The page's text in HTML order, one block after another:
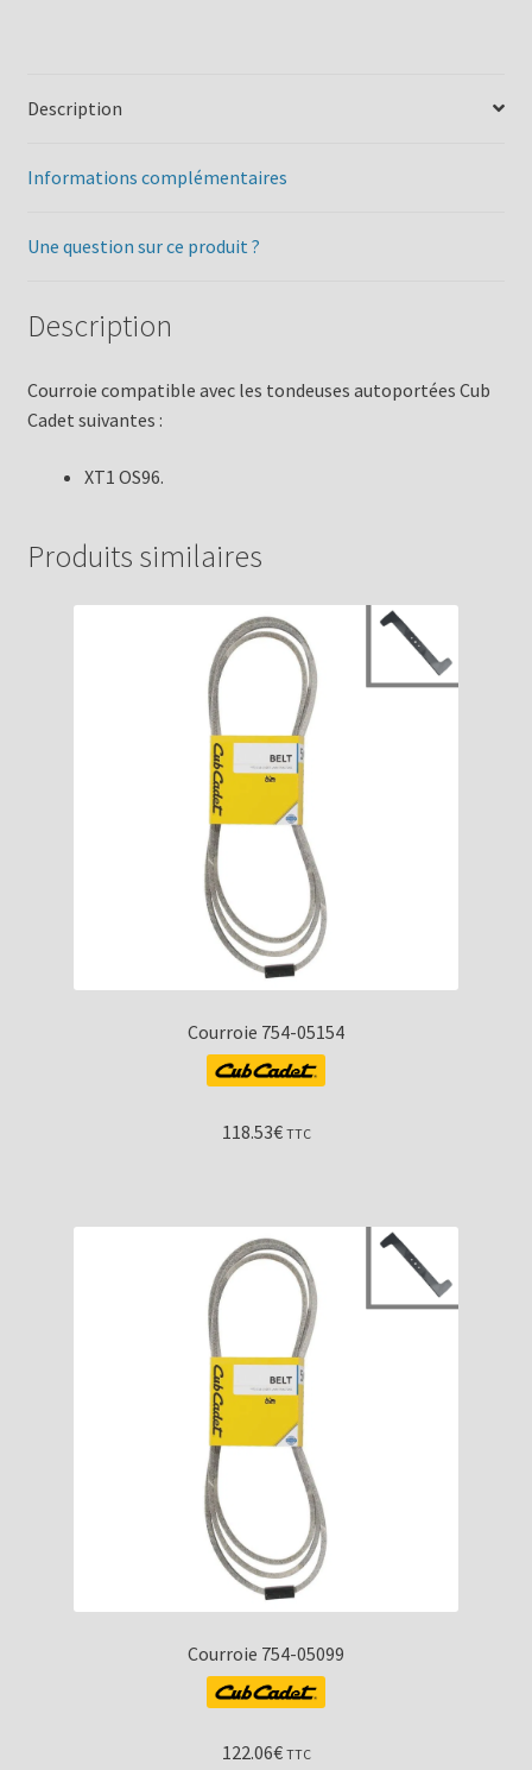
Description
Informations complémentaires
Une question sur ce produit ?
Description
Courroie compatible avec les tondeuses autoportées Cub
Cadet suivantes :
XT1 OS96.
Produits similaires
Courroie 754-05154
118.53€ TTC
Courroie 754-05099
122.06€ TTC